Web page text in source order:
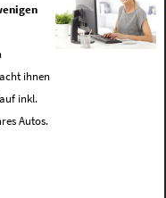
ihnen
inkl.
Autos.